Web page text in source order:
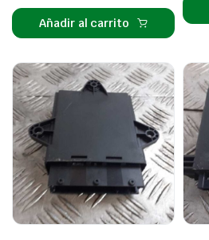
Añadir al carrito